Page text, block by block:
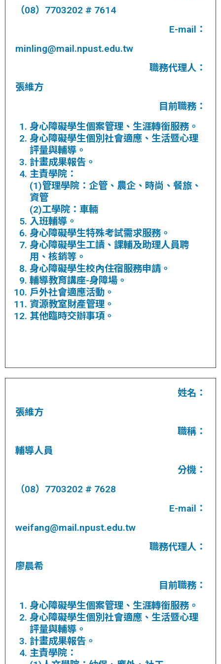
（08）7703202 # 7614
E-mail：
minling@mail.npust.edu.tw
職務代理人：
張維方
目前職務：
身心障礙學生個案管理、生涯轉銜服務。
身心障礙學生個別社會適應、生活暨心理
評量與輔導。
計畫成果報告。
主責學院：
(1)管理學院：企管、農企、時尚、餐旅、
資管
(2)工學院：車輛
入班輔導。
身心障礙學生特殊考試需求服務。
身心障礙學生工讀、課輔及助理人員聘
用、核銷等。
身心障礙學生校內住宿服務申請。
輔導教育講座-身障場。
戶外社會適應活動。
資源教室財產管理。
其他臨時交辦事項。
姓名：
張維方
職稱：
輔導人員
分機：
（08）7703202 # 7628
E-mail：
weifang@mail.npust.edu.tw
職務代理人：
廖晨希
目前職務：
身心障礙學生個案管理、生涯轉銜服務。
身心障礙學生個別社會適應、生活暨心理
評量與輔導。
計畫成果報告。
主責學院：